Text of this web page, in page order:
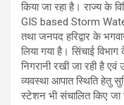
किया जा रहा है। राज्य के
GIS based Storm
तथा जनपद हरिद्वार के
लिया गया है। सिंचाई
निगरानी रखी जा रही है
व्यवस्था आपात स्थिति हेतु
स्टेशन भी संचालित किए जा